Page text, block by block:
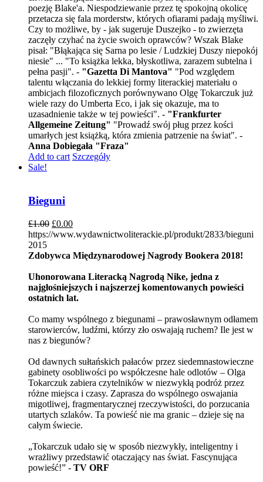
poezję Blake'a. Niespodziewanie przez tę spokojną okolicę
przetacza się fala morderstw, których ofiarami padają myśliwi.
Czy to możliwe, by - jak sugeruje Duszejko - to zwierzęta
zaczęły czyhać na życie swoich oprawców? Wszak Blake
pisał: "Błąkająca się Sarna po lesie / Ludzkiej Duszy niepokój
niesie" ... "To książka lekka, błyskotliwa, zarazem subtelna i
pełna pasji". - "Gazetta Di Mantova" "Pod względem
talentu włączania do lekkiej formy literackiej materiału o
ambicjach filozoficznych porównywano Olgę Tokarczuk już
wiele razy do Umberta Eco, i jak się okazuje, ma to
uzasadnienie także w tej powieści". - "Frankfurter
Allgemeine Zeitung" "Prowadź swój pług przez kości
umarłych jest książką, która zmienia patrzenie na świat". -
Anna Dobiegała "Fraza"
Add to cart Szczegóły
Sale!
Bieguni
£1.00 £0.00
https://www.wydawnictwoliterackie.pl/produkt/2833/bieguni
2015
Zdobywca Międzynarodowej Nagrody Bookera 2018!
Uhonorowana Literacką Nagrodą Nike, jedna z
najgłośniejszych i najszerzej komentowanych powieści
ostatnich lat.
Co mamy wspólnego z biegunami – prawosławnym odłamem
starowierców, ludźmi, którzy zło oswajają ruchem? Ile jest w
nas z biegunów?
Od dawnych sułtańskich pałaców przez siedemnastowieczne
gabinety osobliwości po współczesne hale odlotów – Olga
Tokarczuk zabiera czytelników w niezwykłą podróż przez
różne miejsca i czasy. Zaprasza do wspólnego oswajania
migotliwej, fragmentarycznej rzeczywistości, do porzucania
utartych szlaków. Ta powieść nie ma granic – dzieje się na
całym świecie.
„Tokarczuk udało się w sposób niezwykły, inteligentny i
wrażliwy przedstawić otaczający nas świat. Fascynująca
powieść!” - TV ORF